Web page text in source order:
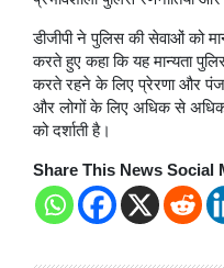
डीजीपी ने पुलिस की सेवाओं को
करते हुए कहा कि यह मान्यता
करते रहने के लिए प्रेरणा और
और लोगों के लिए अधिक से
को दर्शाती है।
Share This News Social